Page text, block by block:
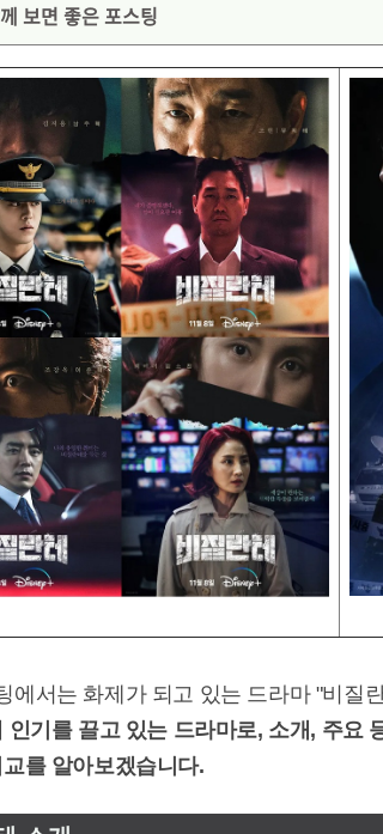
보면 좋은 포스팅
에서는 화제가 되고 있는 드라마 "비질
인기를 끌고 있는 드라마로, 소개, 주요
를 알아보겠습니다.